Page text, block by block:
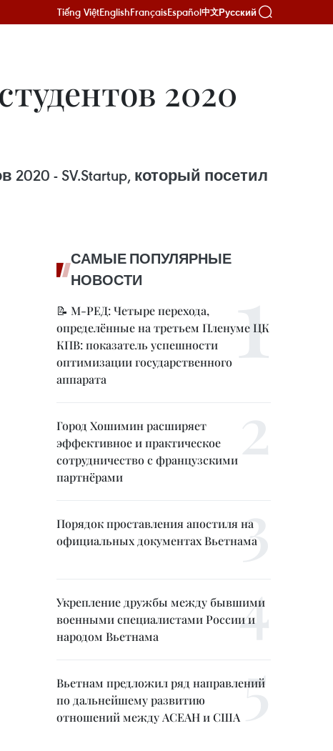
Tiếng ViệtEnglishFrançaisEspañol中文Русский
2020
- SV.Startup, который посетил
САМЫЕ ПОПУЛЯРНЫЕ
НОВОСТИ
📝 М-РЕД: Четыре перехода,
определённые на третьем Пленуме ЦК
КПВ: показатель успешности
оптимизации государственного
аппарата
Город Хошимин расширяет
эффективное и практическое
сотрудничество с французскими
партнёрами
Порядок проставления апостиля на
официальных документах Вьетнама
Укрепление дружбы между бывшими
военными специалистами России и
народом Вьетнама
Вьетнам предложил ряд направлений
по дальнейшему развитию
отношений между АСЕАН и США